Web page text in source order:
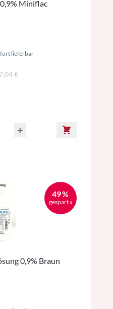
Miniflac
lieferbar
MwSt. ggf. zzgl. Versand
€
inkl. MwSt. ggf. zzgl. Versand
+
49 %
gespart 4
0,9% Braun